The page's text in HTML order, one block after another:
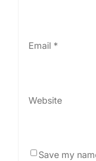
Email *
Website
Save my